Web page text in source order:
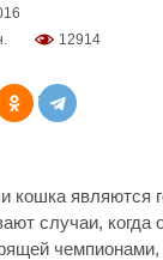
12914
кошка являются
случаи, когда